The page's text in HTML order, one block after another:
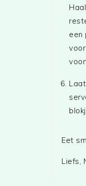
een
Eet
Liefs,